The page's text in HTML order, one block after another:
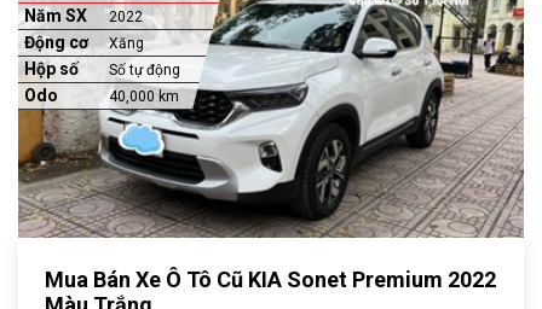
Năm SX 2022
Động cơ Xăng
Hộp số Số tự động
Odo 40,000 km
Mua Bán Xe Ô Tô Cũ KIA Sonet Premium 2022